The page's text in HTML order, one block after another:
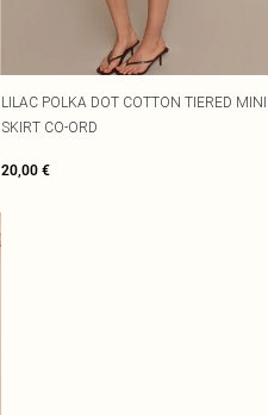
LILAC POLKA DOT COTTON TIERED MINI
SKIRT CO-ORD
20,00 €